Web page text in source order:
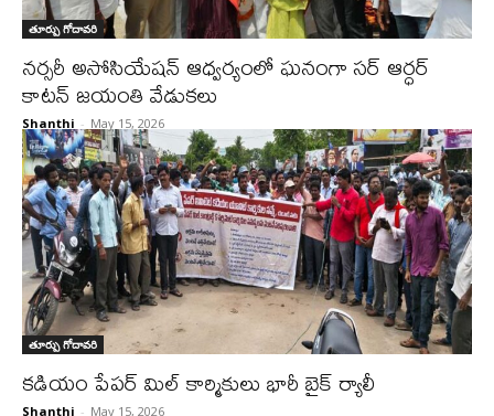
తూర్పు గోదావరి
నర్సరీ అసోసియేషన్ ఆధ్వర్యంలో ఘనంగా సర్ ఆర్ధర్
కాటన్ జయంతి వేడుకలు
Shanthi - May 15, 2026
తూర్పు గోదావరి
కడియం పేపర్ మిల్ కార్మికులు భారీ బైక్ ర్యాలీ
Shanthi - May 15, 2026